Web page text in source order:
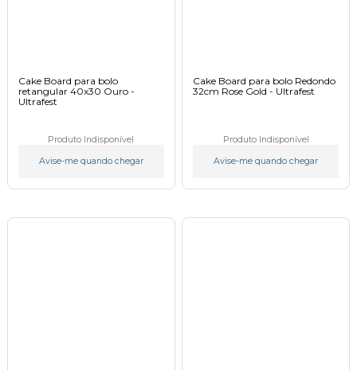
Cake Board para bolo
retangular 40x30 Ouro -
Ultrafest
Produto Indisponível
Avise-me quando chegar
Cake Board para bolo Redondo
32cm Rose Gold - Ultrafest
Produto Indisponível
Avise-me quando chegar